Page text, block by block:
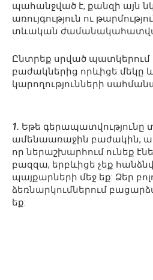
պահանջված է, քանզի այն
առույգություն ու
տևական
Ընտրեք սրված պատկերում
բաժակներից որևիցե մեկը
կարողությունների
1. Եթե գերապատվությունը
ամենաառաջին բաժակին,
որ ներաշխարհում ունեք
բազզա, երբևիցե չեք
պայքարների մեջ եք: Ձեր
ձեռնարկումներում
եք: